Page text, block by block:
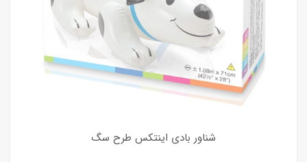
شناور بادی اینتکس طرح سگ